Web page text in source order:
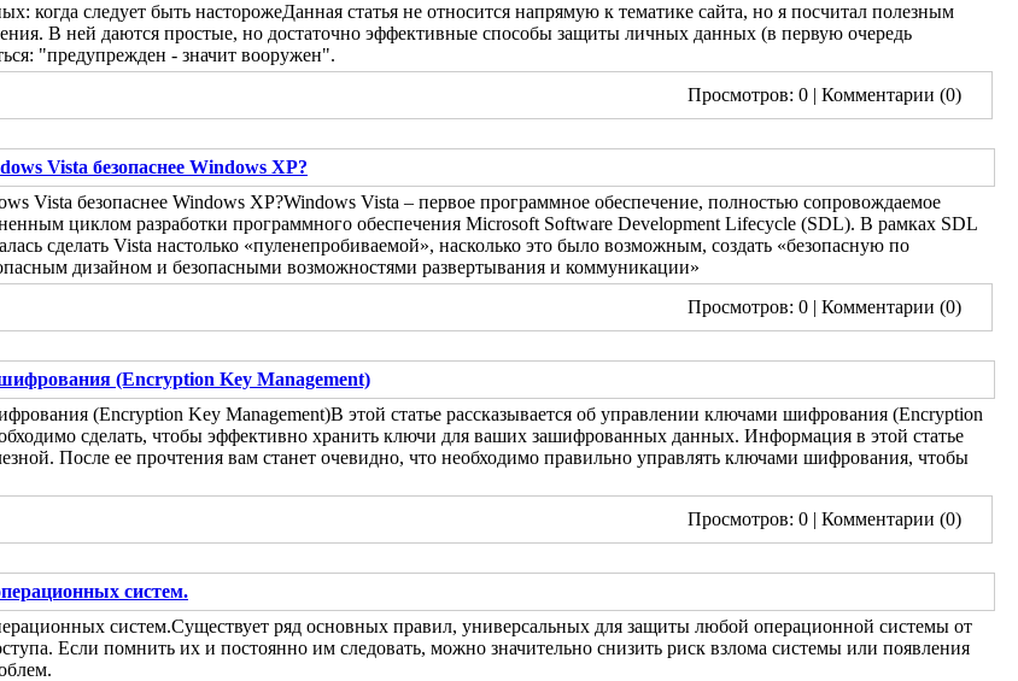
Данная статья не относится напрямую к тематике сайта, но я посчитал полезным
В ней даются простые, но достаточно эффективные способы защиты личных данных (в первую очередь
"предупрежден - значит вооружен".
Просмотров: 0 | Комментарии (0)
Vista безопаснее Windows XP?
Windows Vista – первое программное обеспечение, полностью сопровождаемое
циклом разработки программного обеспечения Microsoft Software Development Lifecycle (SDL). В рамках SDL
сделать Vista настолько «пуленепробиваемой», насколько это было возможным, создать «безопасную по
дизайном и безопасными возможностями развертывания и коммуникации»
Просмотров: 0 | Комментарии (0)
(Encryption Key Management)
В этой статье рассказывается об управлении ключами шифрования (Encryption
сделать, чтобы эффективно хранить ключи для ваших зашифрованных данных. Информация в этой статье
После ее прочтения вам станет очевидно, что необходимо правильно управлять ключами шифрования, чтобы
Просмотров: 0 | Комментарии (0)
систем.
Существует ряд основных правил, универсальных для защиты любой операционной системы от
Если помнить их и постоянно им следовать, можно значительно снизить риск взлома системы или появления